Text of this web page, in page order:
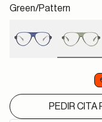
Green/pattern
PEDIR CITA